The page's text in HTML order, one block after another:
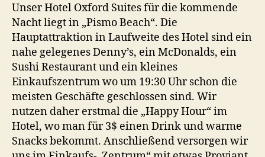
Unser Hotel Oxford Suites für die kommende
Nacht liegt in „Pismo Beach“. Die
Hauptattraktion in Laufweite des Hotel sind ein
nahe gelegenes Denny’s, ein McDonalds, ein
Sushi Restaurant und ein kleines
Einkaufszentrum wo um 19:30 Uhr schon die
meisten Geschäfte geschlossen sind. Wir
nutzen daher erstmal die „Happy Hour“ im
Hotel, wo man für 3$ einen Drink und warme
Snacks bekommt. Anschließend versorgen wir